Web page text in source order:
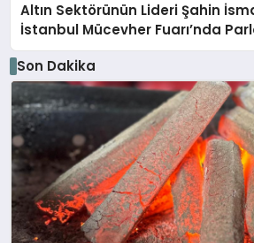
Altın Sektörünün Lideri Şahin
İstanbul Mücevher Fuarı’nda
Son Dakika